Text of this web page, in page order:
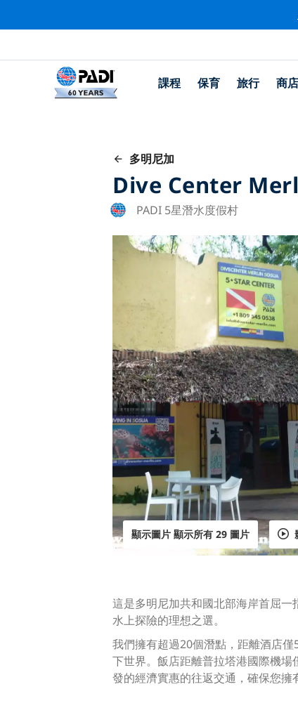
課程 保育 旅行 商店
多明尼加
Dive Center
PADI 5星潛水度假村
顯示圖片 顯示所有 29 圖片
這是多明尼加共和國北部海岸首屈
水上探險的理想之選。
我們擁有超過20個潛點，距離酒店
下世界。飯店距離普拉塔港國際機
發的經濟實惠的往返交通，確保您擁